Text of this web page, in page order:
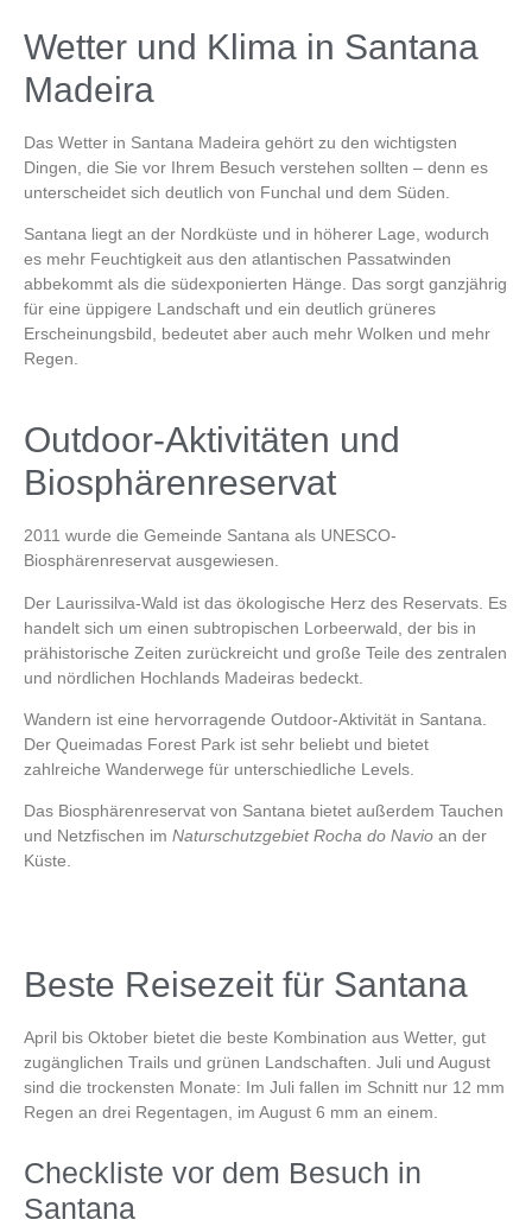
Wetter und Klima in Santana
Madeira
Das Wetter in Santana Madeira gehört zu den wichtigsten
Dingen, die Sie vor Ihrem Besuch verstehen sollten – denn es
unterscheidet sich deutlich von Funchal und dem Süden.
Santana liegt an der Nordküste und in höherer Lage, wodurch
es mehr Feuchtigkeit aus den atlantischen Passatwinden
abbekommt als die südexponierten Hänge. Das sorgt ganzjährig
für eine üppigere Landschaft und ein deutlich grüneres
Erscheinungsbild, bedeutet aber auch mehr Wolken und mehr
Regen.
Outdoor-Aktivitäten und
Biosphärenreservat
2011 wurde die Gemeinde Santana als UNESCO-
Biosphärenreservat ausgewiesen.
Der Laurissilva-Wald ist das ökologische Herz des Reservats. Es
handelt sich um einen subtropischen Lorbeerwald, der bis in
prähistorische Zeiten zurückreicht und große Teile des zentralen
und nördlichen Hochlands Madeiras bedeckt.
Wandern ist eine hervorragende Outdoor-Aktivität in Santana.
Der Queimadas Forest Park ist sehr beliebt und bietet
zahlreiche Wanderwege für unterschiedliche Levels.
Das Biosphärenreservat von Santana bietet außerdem Tauchen
und Netzfischen im Naturschutzgebiet Rocha do Navio an der
Küste.
Beste Reisezeit für Santana
April bis Oktober bietet die beste Kombination aus Wetter, gut
zugänglichen Trails und grünen Landschaften. Juli und August
sind die trockensten Monate: Im Juli fallen im Schnitt nur 12 mm
Regen an drei Regentagen, im August 6 mm an einem.
Checkliste vor dem Besuch in
Santana